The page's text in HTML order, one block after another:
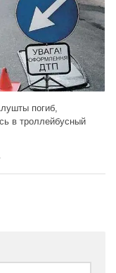
погиб,
в троллейбусный